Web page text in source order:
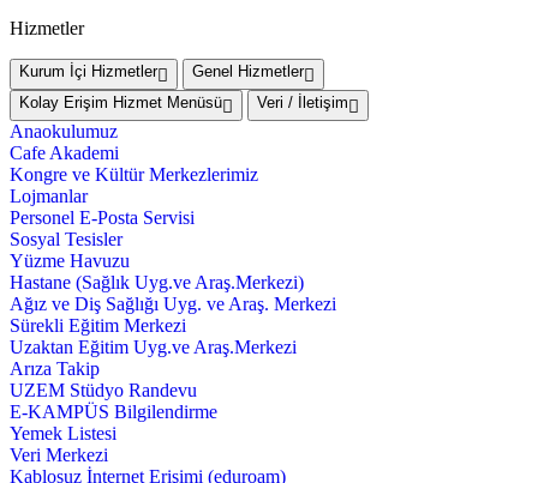
Hizmetler
Kurum İçi Hizmetler
Genel Hizmetler
Kolay Erişim Hizmet Menüsü
Veri / İletişim
Anaokulumuz
Cafe Akademi
Kongre ve Kültür Merkezlerimiz
Lojmanlar
Personel E-Posta Servisi
Sosyal Tesisler
Yüzme Havuzu
Hastane (Sağlık Uyg.ve Araş.Merkezi)
Ağız ve Diş Sağlığı Uyg. ve Araş. Merkezi
Sürekli Eğitim Merkezi
Uzaktan Eğitim Uyg.ve Araş.Merkezi
Arıza Takip
UZEM Stüdyo Randevu
E-KAMPÜS Bilgilendirme
Yemek Listesi
Veri Merkezi
Kablosuz İnternet Erişimi (eduroam)